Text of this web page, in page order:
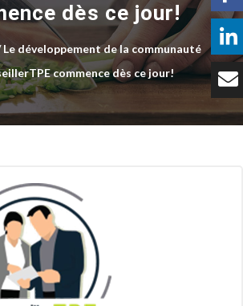
Nos autres
Solutions
Témoignages
Tarifs
dès ce jour!
développement de la communauté
commence dès ce jour!